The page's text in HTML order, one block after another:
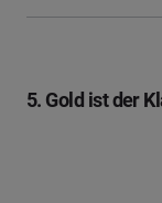
5. Gold ist der